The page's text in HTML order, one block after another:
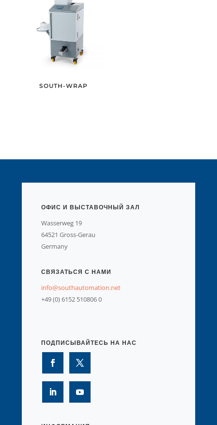
SOUTH-WRAP
ОФИС И ВЫСТАВОЧНЫЙ ЗАЛ
Wasserweg 19
64521 Gross-Gerau
Germany
СВЯЗАТЬСЯ С НАМИ
info@southautomation.net
+49 (0) 6152 510806 0
ПОДПИСЫВАЙТЕСЬ НА НАС